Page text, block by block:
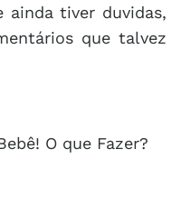
tiver duvidas,
que talvez
O que Fazer?